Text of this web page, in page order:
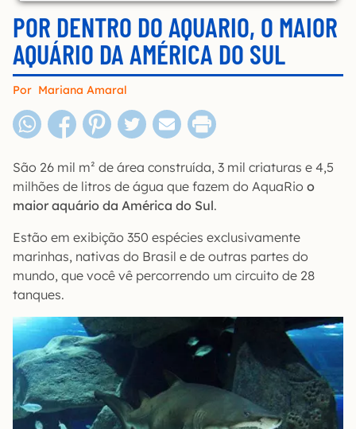
POR DENTRO DO AQUARIO, O MAIOR
AQUÁRIO DA AMÉRICA DO SUL
Por Mariana Amaral
São 26 mil m² de área construída, 3 mil criaturas e 4,5
milhões de litros de água que fazem do AquaRio o
maior aquário da América do Sul.
Estão em exibição 350 espécies exclusivamente
marinhas, nativas do Brasil e de outras partes do
mundo, que você vê percorrendo um circuito de 28
tanques.